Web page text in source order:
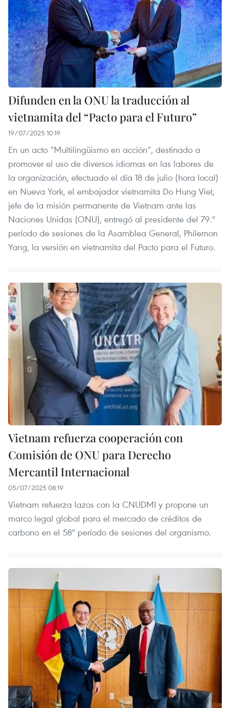
Difunden en la ONU la traducción al
vietnamita del “Pacto para el Futuro”
19/07/2025 10:19
En un acto “Multilingüismo en acción”, destinado a
promover el uso de diversos idiomas en las labores de
la organización, efectuado el día 18 de julio (hora local)
en Nueva York, el embajador vietnamita Do Hung Viet,
jefe de la misión permanente de Vietnam ante las
Naciones Unidas (ONU), entregó al presidente del 79.º
período de sesiones de la Asamblea General, Philemon
Yang, la versión en vietnamita del Pacto para el Futuro.
Vietnam refuerza cooperación con
Comisión de ONU para Derecho
Mercantil Internacional
05/07/2025 08:19
Vietnam refuerza lazos con la CNUDMI y propone un
marco legal global para el mercado de créditos de
carbono en el 58º período de sesiones del organismo.